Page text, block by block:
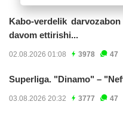
Kabo-verdelik
davom ettirishi...
02.08.2026 01:08 3978 47
Superliga. "Dinamo" –
03.08.2026 20:32 3777 47